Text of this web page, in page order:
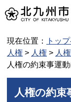
現在位置： トッ
人権 > 人権 > 人
人権の約束事運
人権の約束